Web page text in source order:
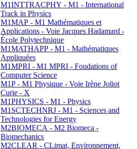
M1INTTRACPHY - M1 - International
Track in Physics
M1MAP - M1 Mathématiques et
Applications - Voie Jacques Hadamard -
École Polytechnique
M1MATHAPP - M1 - Mathématiques
Appliquées
M1MPRI - M1 MPRI - Foudations of
Computer Science
M1P - M1 Physique - Voie Irène Joliot
Curie - X
M1PHYSICS - M1 - Physics
M1SCTECHNRJ - M1 - Sciences and
Technologies for Energy
M2BIOMECA - M2 Biomeca -
Biomechanics
M2CLEAR - CLimat, Environnement,